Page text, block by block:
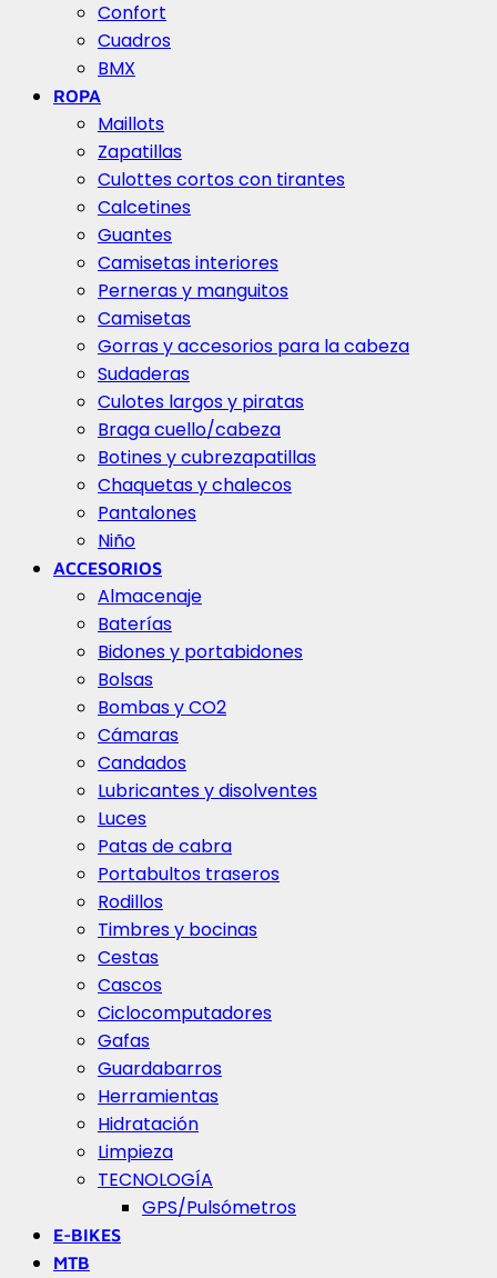
Confort
Cuadros
BMX
ROPA
Maillots
Zapatillas
Culottes cortos con tirantes
Calcetines
Guantes
Camisetas interiores
Perneras y manguitos
Camisetas
Gorras y accesorios para la cabeza
Sudaderas
Culotes largos y piratas
Braga cuello/cabeza
Botines y cubrezapatillas
Chaquetas y chalecos
Pantalones
Niño
ACCESORIOS
Almacenaje
Baterías
Bidones y portabidones
Bolsas
Bombas y CO2
Cámaras
Candados
Lubricantes y disolventes
Luces
Patas de cabra
Portabultos traseros
Rodillos
Timbres y bocinas
Cestas
Cascos
Ciclocomputadores
Gafas
Guardabarros
Herramientas
Hidratación
Limpieza
TECNOLOGÍA
GPS/Pulsómetros
E-BIKES
MTB